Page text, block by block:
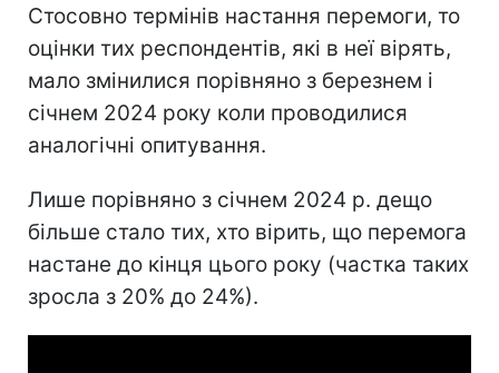
Стосовно термінів настання перемоги, то
оцінки тих респондентів, які в неї вірять,
мало змінилися порівняно з березнем і
січнем 2024 року коли проводилися
аналогічні опитування.
Лише порівняно з січнем 2024 р. дещо
більше стало тих, хто вірить, що перемога
настане до кінця цього року (частка таких
зросла з 20% до 24%).